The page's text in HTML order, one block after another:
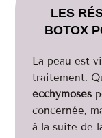
LES
BOTOX
La peau est
traitement.
ecchymoses
concernée,
à la suite de